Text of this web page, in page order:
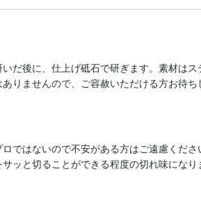
だ後に、仕上げ砥石で研ぎます。素材はス
りませんので、ご容赦いただける方お待ち
ではないので不安がある方はご遠慮くださ
ッと切ることができる程度の切れ味になり